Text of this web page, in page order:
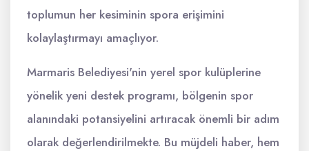
toplumun her kesiminin spora erişimini
kolaylaştırmayı amaçlıyor.
Marmaris Belediyesi'nin yerel spor kulüplerine
yönelik yeni destek programı, bölgenin spor
alanındaki potansiyelini artıracak önemli bir adım
olarak değerlendirilmekte. Bu müjdeli haber, hem